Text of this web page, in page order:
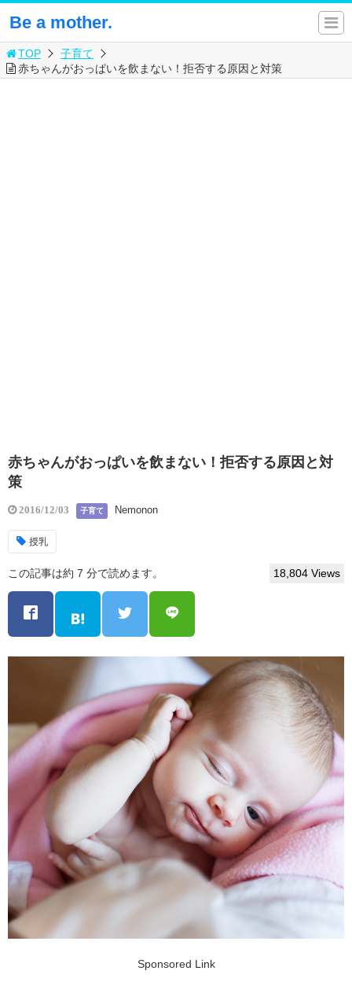
Be a mother.
TOP
子育て
赤ちゃんがおっぱいを飲まない！拒否する原因と対策
赤ちゃんがおっぱいを飲まない！拒否する原因と対
策
2016/12/03 子育て Nemonon
授乳
この記事は約 7 分で読めます。 18,804 Views
Sponsored Link